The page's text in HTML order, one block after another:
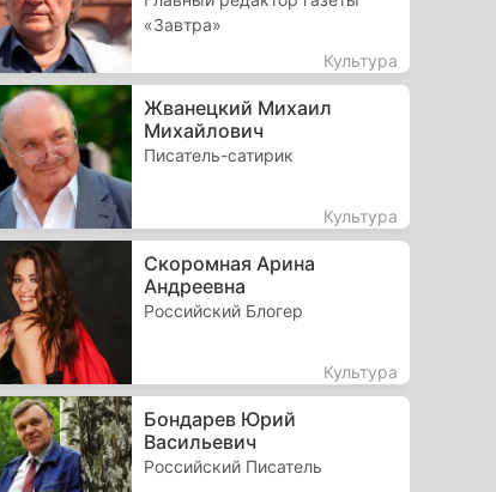
«Завтра»
Культура
Жванецкий Михаил
Михайлович
Писатель-сатирик
Культура
Скоромная Арина
Андреевна
Российский Блогер
Культура
Бондарев Юрий
Васильевич
Российский Писатель